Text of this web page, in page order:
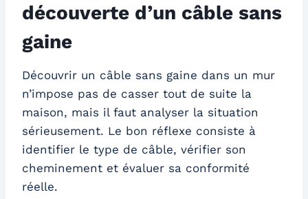
découverte d’un câble sans
gaine
Découvrir un câble sans gaine dans un mur
n’impose pas de casser tout de suite la
maison, mais il faut analyser la situation
sérieusement. Le bon réflexe consiste à
identifier le type de câble, vérifier son
cheminement et évaluer sa conformité
réelle.